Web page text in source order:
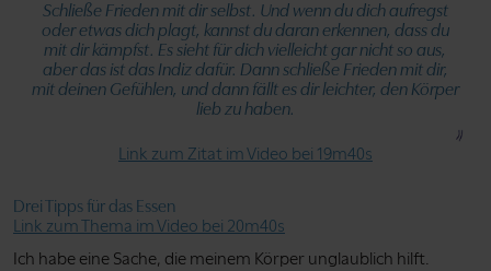
Schließe Frieden mit dir selbst. Und wenn du dich aufregst
oder etwas dich plagt, kannst du daran erkennen, dass du
mit dir kämpfst. Es sieht für dich vielleicht gar nicht so aus,
aber das ist das Indiz dafür. Dann schließe Frieden mit dir,
mit deinen Gefühlen, und dann fällt es dir leichter, den Körper
lieb zu haben.
Link zum Zitat im Video bei 19m40s
Drei Tipps für das Essen
Link zum Thema im Video bei 20m40s
Ich habe eine Sache, die meinem Körper unglaublich hilft.